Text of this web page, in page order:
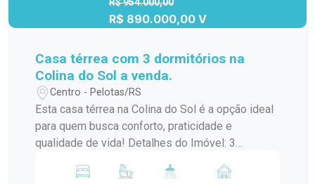
R$ 890.000,00 V
Casa térrea com 3 dormitórios na
Colina do Sol a venda.
Centro - Pelotas/RS
Esta casa térrea na Colina do Sol é a opção ideal
para quem busca conforto, praticidade e
qualidade de vida! Detalhes do Imóvel: 3
e escritório, perfeitos para o dia a dia Cozinha